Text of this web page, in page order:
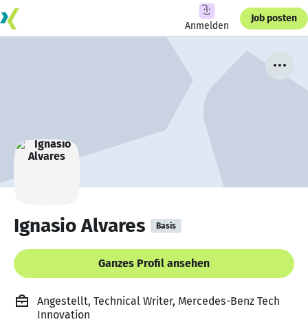
Anmelden
Job posten
Ignasio Alvares Basis
Ganzes Profil ansehen
Angestellt, Technical Writer, Mercedes-Benz Tech
Innovation